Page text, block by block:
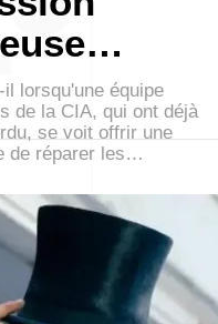
lorsqu'une équipe
de la CIA, qui ont déjà
se voit offrir une
de réparer les…